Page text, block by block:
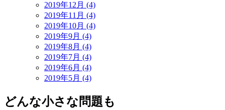
2019年12月 (4)
2019年11月 (4)
2019年10月 (4)
2019年9月 (4)
2019年8月 (4)
2019年7月 (4)
2019年6月 (4)
2019年5月 (4)
どんな小さな問題も